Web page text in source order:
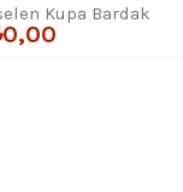
Kupa Bardak